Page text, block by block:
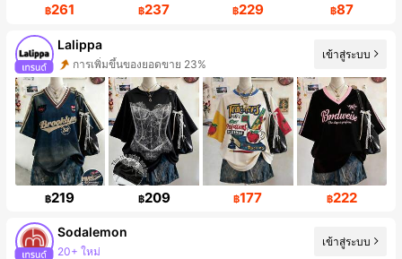
฿261 ฿237 ฿229 ฿87
Lalippa
การเพิ่มขึ้นของยอดขาย 23%
ผู้ติดตาม 109K คน
เข้าสู่ระบบ
฿219 ฿209 ฿177 ฿222
Sodalemon
20+ ใหม่
เข้าสู่ระบบ